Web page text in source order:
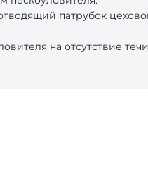
патрубок
на отсутствие